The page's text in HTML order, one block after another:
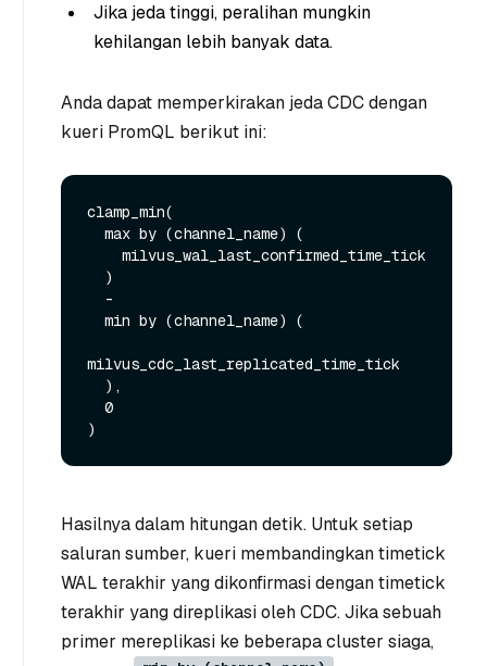
Jika jeda tinggi, peralihan mungkin
kehilangan lebih banyak data.
Anda dapat memperkirakan jeda CDC dengan
kueri PromQL berikut ini:
clamp_min(
milvus_cdc_last_replicated_time_tick
Hasilnya dalam hitungan detik. Untuk setiap
saluran sumber, kueri membandingkan timetick
WAL terakhir yang dikonfirmasi dengan timetick
terakhir yang direplikasi oleh CDC. Jika sebuah
primer mereplikasi ke beberapa cluster siaga,